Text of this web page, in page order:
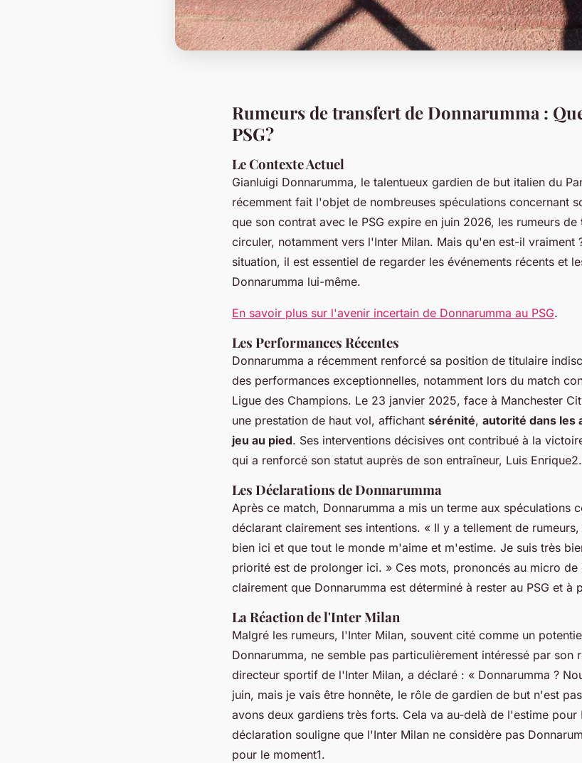
Rumeurs de transfert de Donnarumma :
PSG?
Le Contexte Actuel
Gianluigi Donnarumma, le talentueux gardien de but italien du
récemment fait l'objet de nombreuses spéculations concernant
que son contrat avec le PSG expire en juin 2026, les rumeurs
circuler, notamment vers l'Inter Milan. Mais qu'en est-il vraiment
situation, il est essentiel de regarder les événements récents et
Donnarumma lui-même.
En savoir plus sur l'avenir incertain de Donnarumma au PSG.
Les Performances Récentes
Donnarumma a récemment renforcé sa position de titulaire
des performances exceptionnelles, notamment lors du match
Ligue des Champions. Le 23 janvier 2025, face à Manchester
une prestation de haut vol, affichant sérénité, autorité dans les
jeu au pied. Ses interventions décisives ont contribué à la
qui a renforcé son statut auprès de son entraîneur, Luis Enrique2.
Les Déclarations de Donnarumma
Après ce match, Donnarumma a mis un terme aux spéculations
déclarant clairement ses intentions. « Il y a tellement de
bien ici et que tout le monde m'aime et m'estime. Je suis très
priorité est de prolonger ici. » Ces mots, prononcés au micro
clairement que Donnarumma est déterminé à rester au PSG et à
La Réaction de l'Inter Milan
Malgré les rumeurs, l'Inter Milan, souvent cité comme un
Donnarumma, ne semble pas particulièrement intéressé par son
directeur sportif de l'Inter Milan, a déclaré : « Donnarumma ?
juin, mais je vais être honnête, le rôle de gardien de but n'est
avons deux gardiens très forts. Cela va au-delà de l'estime pour
déclaration souligne que l'Inter Milan ne considère pas
pour le moment1.